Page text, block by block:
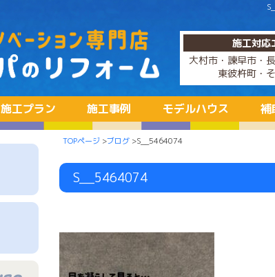
施工対応
大村市・諫早市・
東彼杵町・
施工プラン 施工事例 モデルハウス 補
TOPページ >ブログ >S__5464074
S__5464074